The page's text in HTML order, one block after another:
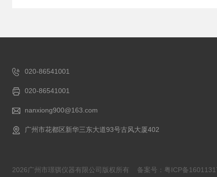
020-86541001
020-86541001
nanxiong900@163.com
广州市花都区新华三东大道93号古风大厦402
2026广州市璟骐仪器有限公司版权所有 备案号：粤ICP备